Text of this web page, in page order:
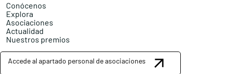
Conócenos
Explora
Asociaciones
Actualidad
Nuestros premios
Accede al apartado personal de asociaciones